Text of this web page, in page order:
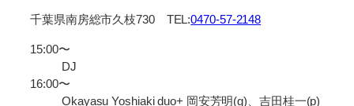
千葉県南房総市久枝730 TEL:0470-57-2148
15:00〜
DJ
16:00〜
Okayasu Yoshiaki duo+ 岡安芳明(g)、吉田桂一(p)